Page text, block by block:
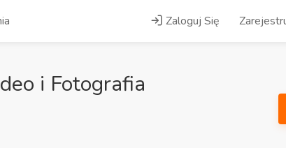
Zaloguj Się
i Fotografia